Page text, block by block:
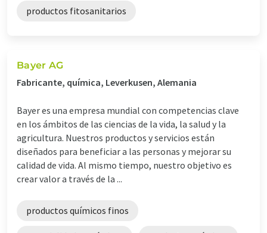
productos fitosanitarios
Bayer AG
Fabricante, química, Leverkusen, Alemania
Bayer es una empresa mundial con competencias clave
en los ámbitos de las ciencias de la vida, la salud y la
agricultura. Nuestros productos y servicios están
diseñados para beneficiar a las personas y mejorar su
calidad de vida. Al mismo tiempo, nuestro objetivo es
crear valor a través de la ...
productos químicos finos